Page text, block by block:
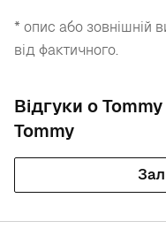
* опис або зовнішній
від фактичного.
Відгуки о
Tommy